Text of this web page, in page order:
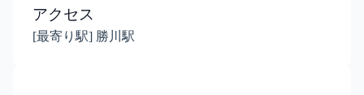
アクセス
[最寄り駅] 勝川駅